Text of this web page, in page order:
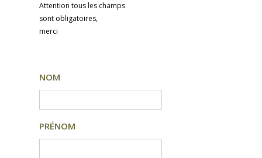
Attention tous les champs
sont obligatoires,
merci
NOM
PRÉNOM